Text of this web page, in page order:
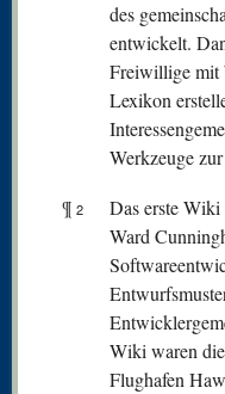
des
entwickelt.
Freiwillige mit
Lexikon
Werkzeuge
¶ 2
Das erste
Ward
Wiki waren
Flughafen